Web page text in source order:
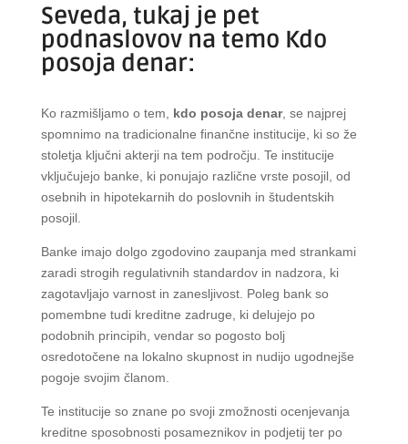
Seveda, tukaj je pet
podnaslovov na temo Kdo
posoja denar:
Ko razmišljamo o tem, kdo posoja denar, se najprej
spomnimo na tradicionalne finančne institucije, ki so že
stoletja ključni akterji na tem področju. Te institucije
vključujejo banke, ki ponujajo različne vrste posojil, od
osebnih in hipotekarnih do poslovnih in študentskih
posojil.
Banke imajo dolgo zgodovino zaupanja med strankami
zaradi strogih regulativnih standardov in nadzora, ki
zagotavljajo varnost in zanesljivost. Poleg bank so
pomembne tudi kreditne zadruge, ki delujejo po
podobnih principih, vendar so pogosto bolj
osredotočene na lokalno skupnost in nudijo ugodnejše
pogoje svojim članom.
Te institucije so znane po svoji zmožnosti ocenjevanja
kreditne sposobnosti posameznikov in podjetij ter po